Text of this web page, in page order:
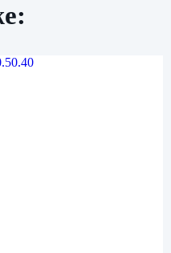
данныхи подтверждаете